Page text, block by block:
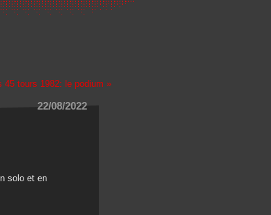
45 tours 1982: le podium »
22/08/2022
solo et en